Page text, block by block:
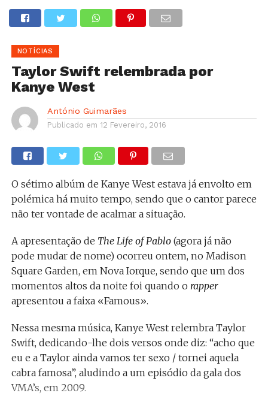
NOTÍCIAS
Taylor Swift relembrada por
Kanye West
António Guimarães
Publicado em 12 Fevereiro, 2016
O sétimo albúm de Kanye West estava já envolto em
polémica há muito tempo, sendo que o cantor parece
não ter vontade de acalmar a situação.
A apresentação de The Life of Pablo(agora já não
pode mudar de nome) ocorreu ontem, no Madison
Square Garden, em Nova Iorque, sendo que um dos
momentos altos da noite foi quando o rapper
apresentou a faixa «Famous».
Nessa mesma música, Kanye West relembra Taylor
Swift, dedicando-lhe dois versos onde diz: “acho que
eu e a Taylor ainda vamos ter sexo / tornei aquela
cabra famosa”, aludindo a um episódio da gala dos
VMA’s, em 2009.